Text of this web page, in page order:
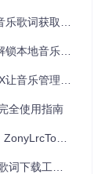
用场景
老歌
会现场版
词，建议通过
词获取难题
乐库完整体验
管理不再繁琐
全使用指南
全面使用指南
方位解决方案